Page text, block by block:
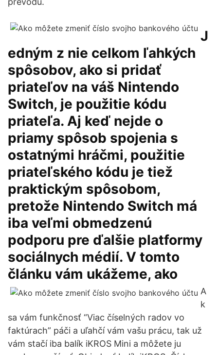
J
edným z nie celkom ľahkých
spôsobov, ako si pridať
priateľov na váš Nintendo
Switch, je použitie kódu
priateľa. Aj keď nejde o
priamy spôsob spojenia s
ostatnými hráčmi, použitie
priateľského kódu je tiež
praktickým spôsobom,
pretože Nintendo Switch má
iba veľmi obmedzenú
podporu pre ďalšie platformy
sociálnych médií. V tomto
článku vám ukážeme, ako
A
k
sa vám funkčnosť “Viac číselných radov vo
faktúrach” páči a uľahčí vám vašu prácu, tak už
vám stačí iba balík iKROS Mini a môžete ju